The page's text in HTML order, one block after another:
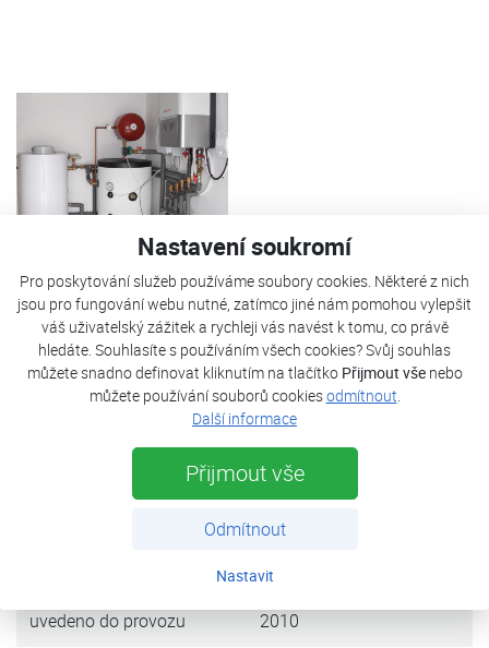
Nastavení soukromí
Pro poskytování služeb používáme soubory cookies. Některé z nich
jsou pro fungování webu nutné, zatímco jiné nám pomohou vylepšit
váš uživatelský zážitek a rychleji vás navést k tomu, co právě
hledáte. Souhlasíte s používáním všech cookies? Svůj souhlas
můžete snadno definovat kliknutím na tlačítko Přijmout všenebo
můžete používání souborů cookiesodmítnout
Další informace
Přijmout vše
Odmítnout
Nastavit
TČ AQUE 54 je použito pro vytápění RD a ohřev TUV. Jako
bivalentní zdroj slouží EK instalovaný v TČ.
tepelná ztráta objektu 18 kW
tepelné čerpadlo Aquatermic AQUE 54
vzduch
uvedeno do provozu 2010